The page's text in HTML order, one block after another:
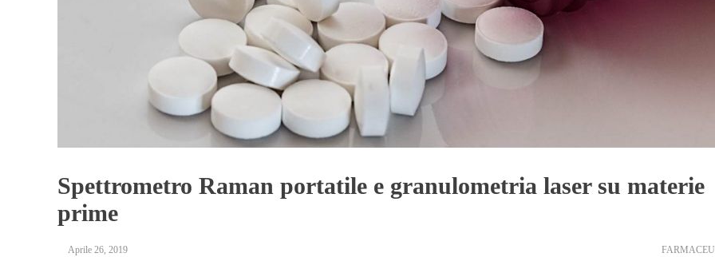
Spettrometro Raman portatile e granulometria laser su materie
prime
Aprile 26, 2019